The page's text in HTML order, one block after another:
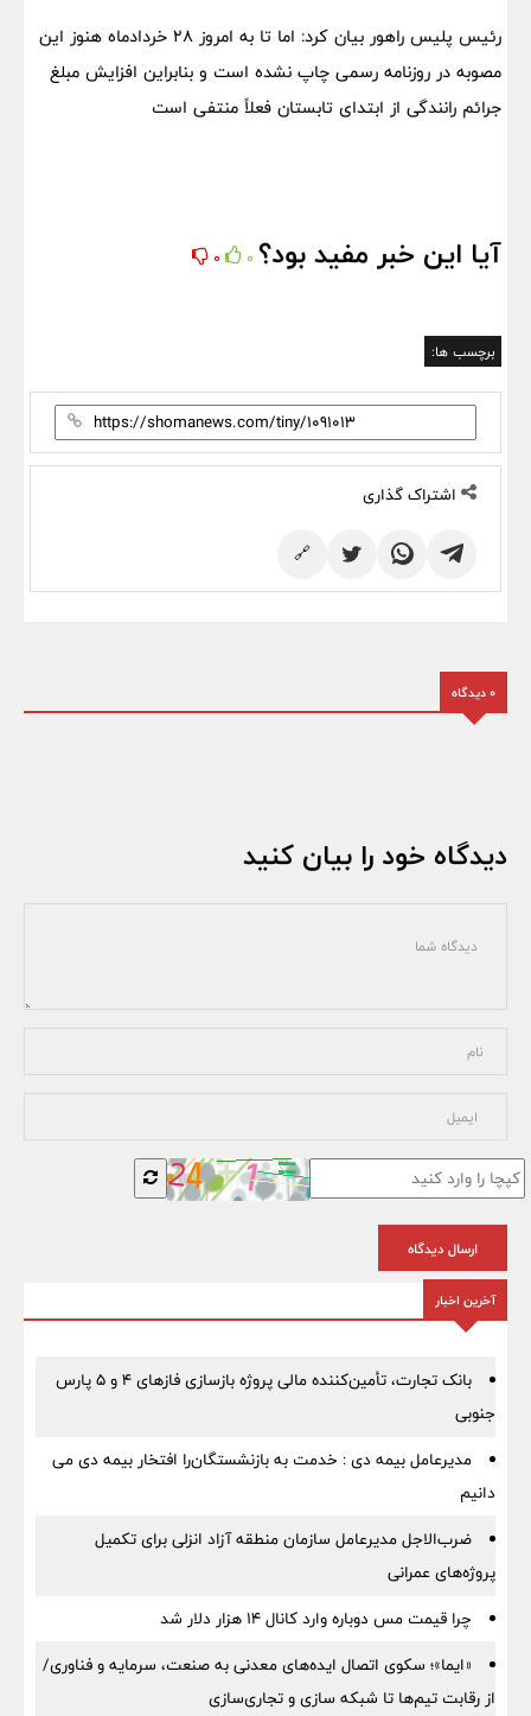
رئیس پلیس راهور بیان کرد: اما تا به امروز 28 خردادماه هنوز این
مصوبه در روزنامه رسمی چاپ نشده است و بنابراین افزایش مبلغ
جرائم رانندگی از ابتدای تابستان فعلاً منتفی است
آیا این خبر مفید بود؟ 0
0
برچسب ها:
اشتراک گذاری
🔗
0 دیدگاه
دیدگاه خود را بیان کنید
ارسال دیدگاه
آخرین اخبار
بانک تجارت، تأمین‌کننده مالی پروژه بازسازی فازهای ۴ و ۵ پارس
جنوبی
مدیرعامل بیمه دی : خدمت به بازنشستگان‌را افتخار بیمه دی می
دانیم
ضرب‌الاجل مدیرعامل سازمان منطقه آزاد انزلی برای تكمیل
پروژه‌های عمرانی
چرا قیمت مس دوباره وارد کانال ۱۴ هزار دلار شد
«ایما»؛ سکوی اتصال ایده‌های معدنی به صنعت، سرمایه و فناوری/
از رقابت تیم‌ها تا شبکه سازی و تجاری‌سازی